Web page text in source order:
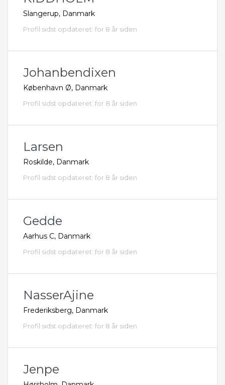
Slangerup, Danmark
Profil sidst opdateret: for 8 år siden
Johanbendixen
København Ø, Danmark
Profil sidst opdateret: for 8 år siden
Larsen
Roskilde, Danmark
Profil sidst opdateret: for 8 år siden
Gedde
Aarhus C, Danmark
Profil sidst opdateret: for 8 år siden
NasserAjine
Frederiksberg, Danmark
Profil sidst opdateret: for 8 år siden
Jenpe